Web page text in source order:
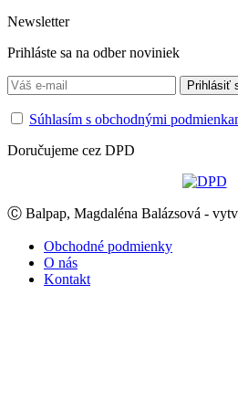
Newsletter
Prihláste sa na odber noviniek
Súhlasím s obchodnými
Doručujeme cez DPD
Ⓒ Balpap, Magdaléna Balázsová -
Obchodné podmienky
O nás
Kontakt